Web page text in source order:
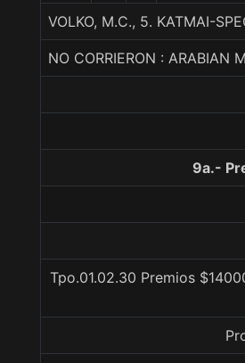
VOLKO, M.C., 5. KATMAI-
NO CORRIERON : ARABIAN
9a.-
Tpo.01.02.30 Premios